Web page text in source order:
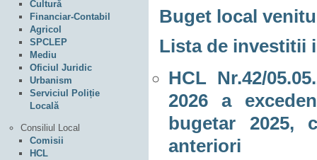
Buget local
Lista de investitii
HCL Nr.42/
2026 a
bugetar
anteriori
Cultură
Financiar-Contabil
Agricol
SPCLEP
Mediu
Oficiul Juridic
Urbanism
Serviciul Poliție
Locală
Consiliul Local
Comisii
HCL